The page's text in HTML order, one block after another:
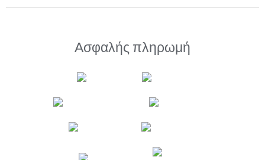
Ασφαλής πληρωμή